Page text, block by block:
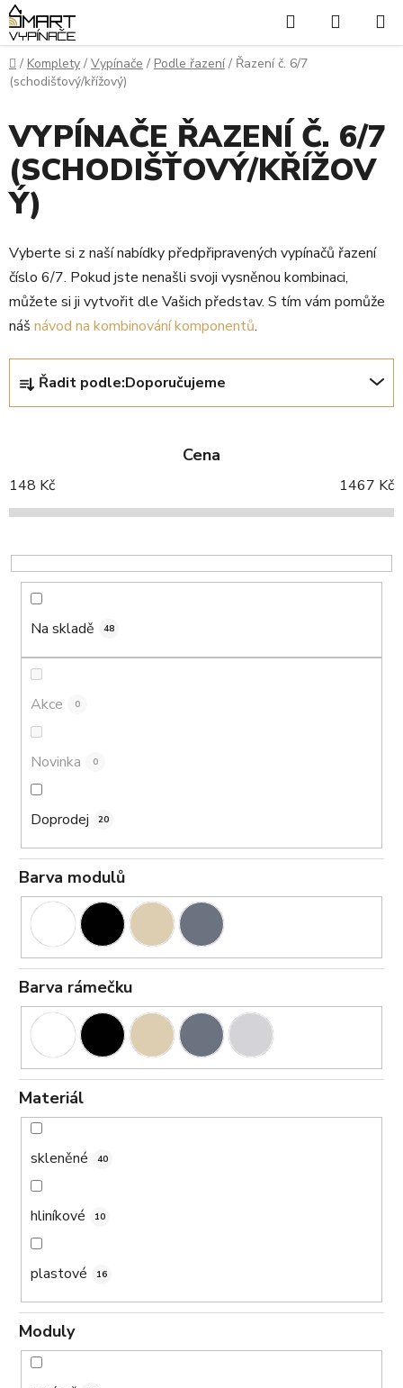
Přejít
na
obsah
Hledat
KOŠÍK
Domů
/ Komplety / Vypínače / Podle řazení / Řazení č. 6/7
(schodišťový/křížový)
VYPÍNAČE ŘAZENÍ Č. 6/7
(SCHODIŠŤOVÝ/KŘÍŽOV
Ý)
Vyberte si z naší nabídky předpřipravených vypínačů řazení
číslo 6/7. Pokud jste nenašli svoji vysněnou kombinaci,
můžete si ji vytvořit dle Vašich představ. S tím vám pomůže
náš návod na kombinování komponentů.
Ř
z
í
p
o
d
Řadit podle:Doporučujeme
Cena
148 Kč 1467 Kč
Na skladě 48
Akce 0
Novinka 0
Doprodej 20
Barva modulů
Barva rámečku
Materiál
skleněné 40
hliníkové 10
plastové 16
Moduly